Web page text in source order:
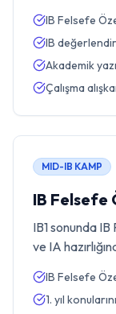
IB Felsefe
IB
Akademik
Çalışma
MID-IB KAMP
IB Felsefe
IB1 sonunda
ve IA
IB Felsefe
1. yıl